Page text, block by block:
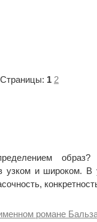
Страницы: 1 2
образ?
узком и широком.
романе